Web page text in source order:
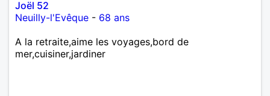
Joël 52
Neuilly-l'Evêque - 68 ans
A la retraite,aime les voyages,bord de
mer,cuisiner,jardiner